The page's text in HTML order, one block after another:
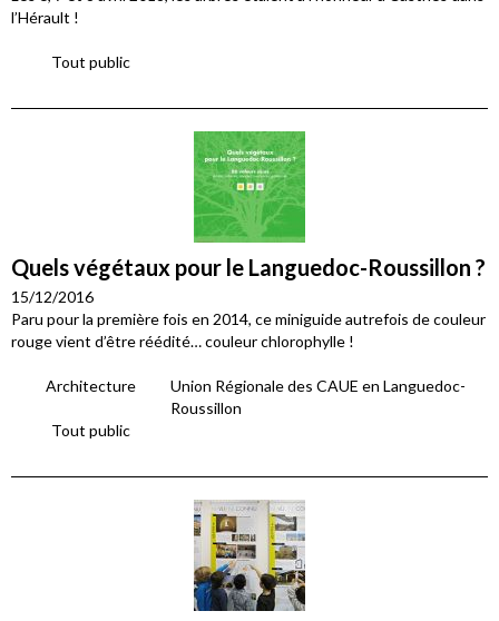
l’Hérault !
Tout public
Quels végétaux pour le Languedoc-Roussillon ?
15/12/2016
Paru pour la première fois en 2014, ce miniguide autrefois de couleur
rouge vient d’être réédité… couleur chlorophylle !
Architecture
Union Régionale des CAUE en Languedoc-
Roussillon
Tout public